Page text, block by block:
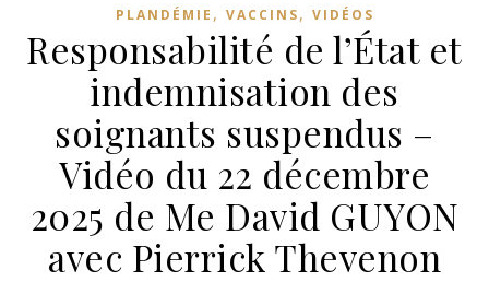
PLANDÉMIE , VACCINS, VIDÉOS
Responsabilité de l’État et
indemnisation des
soignants suspendus –
Vidéo du 22 décembre
2025 de Me David GUYON
avec Pierrick Thevenon